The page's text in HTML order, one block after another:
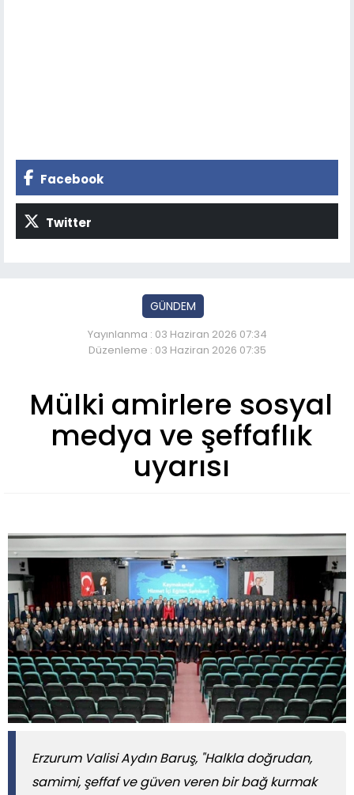
Facebook
Twitter
GÜNDEM
Yayınlanma : 03 Haziran 2026 07:34
Düzenleme : 03 Haziran 2026 07:35
Mülki amirlere sosyal
medya ve şeffaflık
uyarısı
Erzurum Valisi Aydın Baruş, "Halkla doğrudan,
samimi, şeffaf ve güven veren bir bağ kurmak